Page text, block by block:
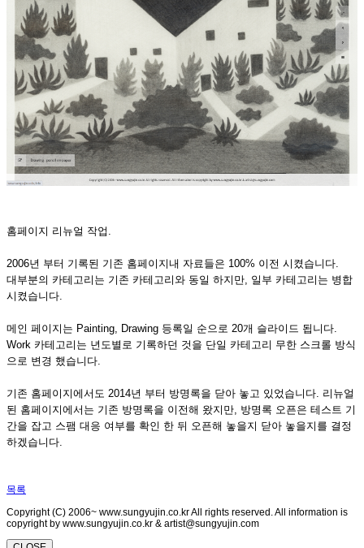
홈페이지 리뉴얼 작업.
2006년 부터 기록된 기존 홈페이지내 자료들은 100% 이전 시켰습니다.
대부분의 카테고리는 기존 카테고리와 동일 하지만, 일부 카테고리는 병합
시켰습니다.
메인 페이지는 Painting, Drawing 등록일 순으로 20개 슬라이드 됩니다.
Work 카테고리는 년도별로 기록하던 것을 단일 카테고리 무한 스크롤 방식
으로 변경 했습니다.
기존 홈페이지에서도 2014년 부터 방명록을 닫아 놓고 있었습니다. 리뉴얼
된 홈페이지에서는 기존 방명록을 이전해 왔지만, 방명록 오픈은 테스트 기
간을 잡고 스팸 대응 여부를 확인 한 뒤 오픈해 놓을지 닫아 놓을지를 결정
하겠습니다.
목록
Copyright (C) 2006~ www.sungyujin.co.kr All rights reserved. All information is
copyright by www.sungyujin.co.kr & artist@sungyujin.com